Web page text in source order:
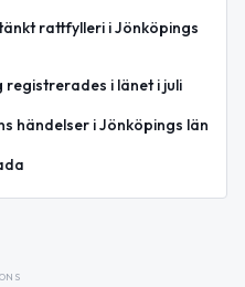
rattfylleri i Jönköpings
registrerades i länet i juli
händelser i Jönköpings län